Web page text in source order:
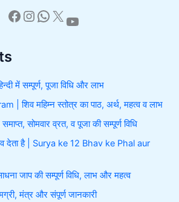
में सम्पूर्ण, पूजा विधि और लाभ
| शिव महिम्न स्तोत्र का पाठ, अर्थ, महत्व व लाभ
सोमवार व्रत, व पूजा की सम्पूर्ण विधि
देता है | Surya ke 12 Bhav ke Phal aur
जाप की सम्पूर्ण विधि, लाभ और महत्व
मंत्र और संपूर्ण जानकारी